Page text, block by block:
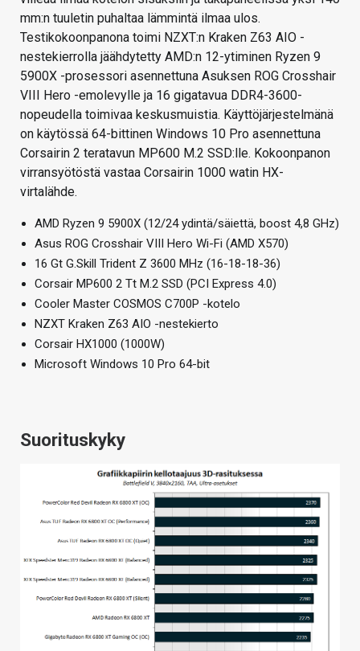
mm:n tuuletin puhaltaa lämmintä ilmaa ulos.
Testikokoonpanona toimi NZXT:n Kraken Z63 AIO -
nestekierrolla jäähdytetty AMD:n 12-ytiminen Ryzen 9
5900X -prosessori asennettuna Asuksen ROG Crosshair
VIII Hero -emolevylle ja 16 gigatavua DDR4-3600-
nopeudella toimivaa keskusmuistia. Käyttöjärjestelmänä
on käytössä 64-bittinen Windows 10 Pro asennettuna
Corsairin 2 teratavun MP600 M.2 SSD:lle. Kokoonpanon
virransyötöstä vastaa Corsairin 1000 watin HX-
virtalähde.
AMD Ryzen 9 5900X (12/24 ydintä/säiettä, boost 4,8 GHz)
Asus ROG Crosshair VIII Hero Wi-Fi (AMD X570)
16 Gt G.Skill Trident Z 3600 MHz (16-18-18-36)
Corsair MP600 2 Tt M.2 SSD (PCI Express 4.0)
Cooler Master COSMOS C700P -kotelo
NZXT Kraken Z63 AIO -nestekierto
Corsair HX1000 (1000W)
Microsoft Windows 10 Pro 64-bit
Suorituskyky